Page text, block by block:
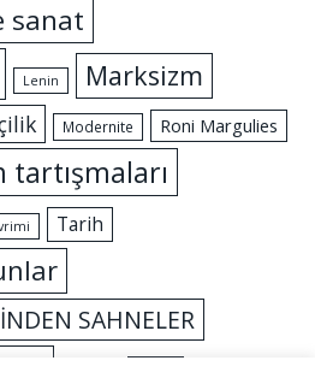
sanat
Lenin Marksizm
Modernite Roni Margulies
tartışmaları
Tarih
SAHNELER